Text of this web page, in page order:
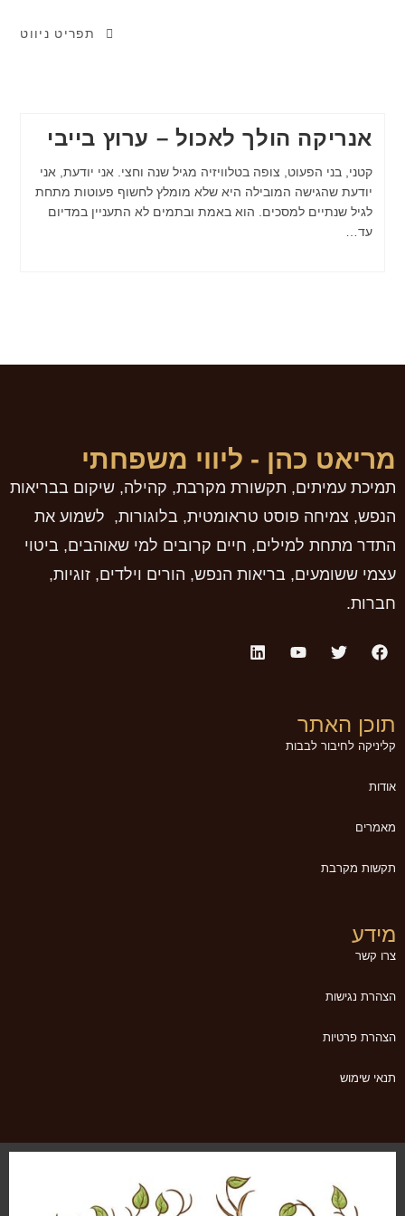
תפריט ניווט
אנריקה הולך לאכול – ערוץ בייבי
קטני, בני הפעוט, צופה בטלוויזיה מגיל שנה וחצי. אני יודעת, אני
יודעת שהגישה המובילה היא שלא מומלץ לחשוף פעוטות מתחת
לגיל שנתיים למסכים. הוא באמת ובתמים לא התעניין במדיום
עד…
מריאט כהן - ליווי משפחתי
תמיכת עמיתים, תקשורת מקרבת, קהילה, שיקום בבריאות
הנפש, צמיחה פוסט טראומטית, בלוגורות, לשמוע את
התדר מתחת למילים, חיים קרובים למי שאוהבים, ביטוי
עצמי ששומעים, בריאות הנפש, הורים וילדים, זוגיות,
חברות.
תוכן האתר
קליניקה לחיבור לבבות
אודות
מאמרים
תקשות מקרבת
מידע
צרו קשר
הצהרת נגישות
הצהרת פרטיות
תנאי שימוש